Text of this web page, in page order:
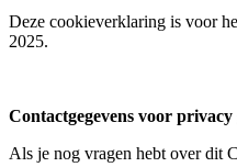
Deze cookieverklaring is voor
2025.
Contactgegevens voor
Als je nog vragen hebt over dit